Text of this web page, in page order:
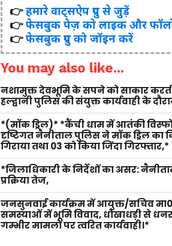
👉हमारे वाट्सऐप ग्रुप से जुड़ें
👉फेसबुक पेज़ को लाइक और
👉फेसबुक ग्रुप को जॉइन करें
You may also like...
नशामुक्त देवभूमि के सपने को साकार
हल्द्वानी पुलिस की संयुक्त कार्यवाही के
*(मॉक ड्रिल)* *कैंची धाम में आतंकी
दृष्टिगत नैनीताल पुलिस ने मॉक ड्रिल
गिराया तथा 03 को किया जिंदा गिरफ्तार,*
*जिलाधिकारी के निर्देशों का असर:
प्रक्रिया तेज,
जनसुनवाई कार्यक्रम में आयुक्त/सचिव
समस्याओं में भूमि विवाद, धोखाधड़ी से
गम्भीर मामलों पर त्वरित कार्यवाही।*